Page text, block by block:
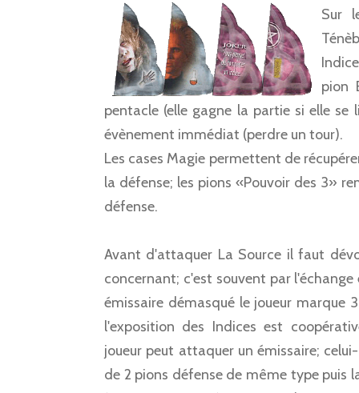
Sur
pion
pentacle (elle gagne la partie si elle
évènement immédiat (perdre un tour).
Les cases Magie permettent de
la défense; les pions «Pouvoir des 3»
défense.
Avant d'attaquer La Source il faut
concernant; c'est souvent par
émissaire démasqué le joueur marque
l'exposition des Indices est
joueur peut attaquer un émissaire;
de 2 pions défense de même type puis